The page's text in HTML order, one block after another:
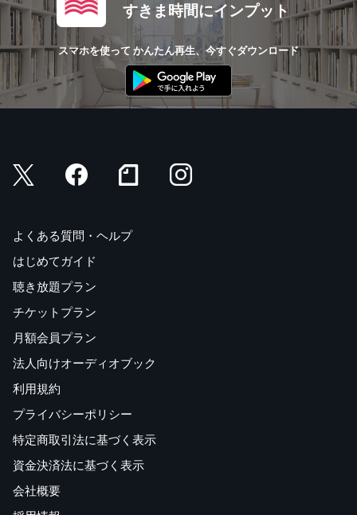
すきま時間にインプット
スマホを使って かんたん再生、今すぐダウンロード
よくある質問・ヘルプ
はじめてガイド
聴き放題プラン
チケットプラン
月額会員プラン
法人向けオーディオブック
利用規約
プライバシーポリシー
特定商取引法に基づく表示
資金決済法に基づく表示
会社概要